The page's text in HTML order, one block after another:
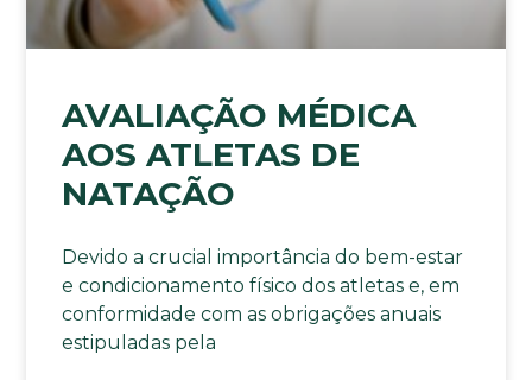
AVALIAÇÃO MÉDICA
AOS ATLETAS DE
NATAÇÃO
Devido a crucial importância do bem-estar
e condicionamento físico dos atletas e, em
conformidade com as obrigações anuais
estipuladas pela